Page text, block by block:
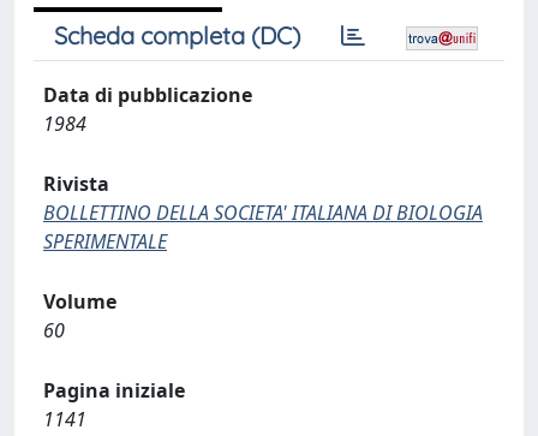
Scheda completa (DC)
Data di pubblicazione
1984
Rivista
BOLLETTINO DELLA SOCIETA' ITALIANA DI BIOLOGIA
SPERIMENTALE
Volume
60
Pagina iniziale
1141